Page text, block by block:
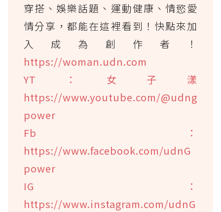
穿搭、娛樂話題、運動健康、情慾愛
情分享，都能在這裡看到！快點來加
入成為創作者！
https://woman.udn.com
YT：女子漾
https://www.youtube.com/@udng
power
Fb：
https://www.facebook.com/udnG
power
IG：
https://www.instagram.com/udnG